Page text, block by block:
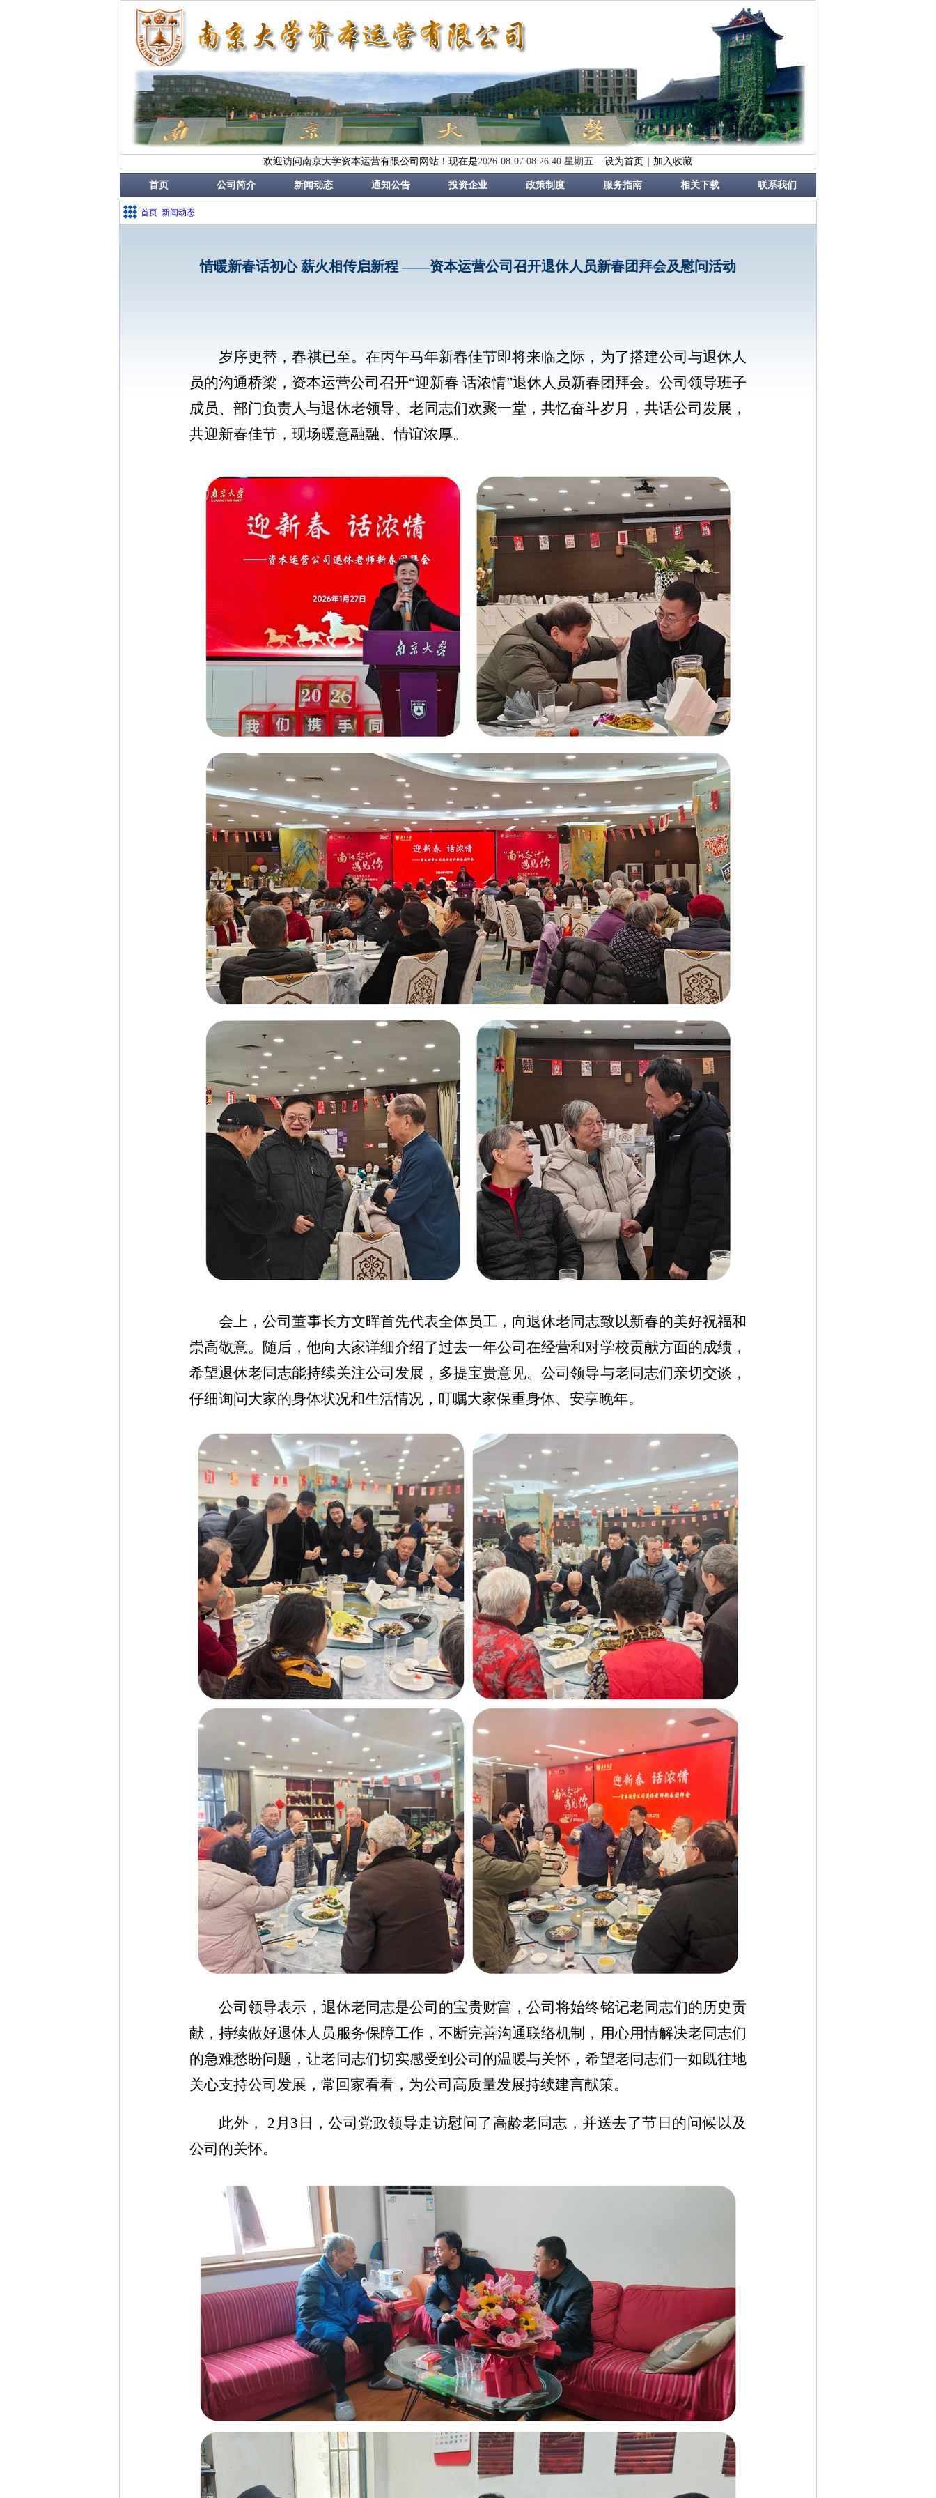
欢迎访问南京大学资本运营有限公司网站！现在是2026-08-07 08:26:41 星期五 设为首页 加入收藏
首页 公司简介 新闻动态 通知公告 投资企业 政策制度 服务指南 相关下载 联系我们
首页 新闻动态
情暖新春话初心 薪火相传启新程 ——资本运营公司召开退休人员新春团拜会及慰问活动
岁序更替，春祺已至。在丙午马年新春佳节即将来临之际，为了搭建公司与退休人
员的沟通桥梁，资本运营公司召开“迎新春 话浓情”退休人员新春团拜会。公司领导班子
成员、部门负责人与退休老领导、老同志们欢聚一堂，共忆奋斗岁月，共话公司发展，
共迎新春佳节，现场暖意融融、情谊浓厚。
会上，公司董事长方文晖首先代表全体员工，向退休老同志致以新春的美好祝福和
崇高敬意。随后，他向大家详细介绍了过去一年公司在经营和对学校贡献方面的成绩，
希望退休老同志能持续关注公司发展，多提宝贵意见。公司领导与老同志们亲切交谈，
仔细询问大家的身体状况和生活情况，叮嘱大家保重身体、安享晚年。
公司领导表示，退休老同志是公司的宝贵财富，公司将始终铭记老同志们的历史贡
献，持续做好退休人员服务保障工作，不断完善沟通联络机制，用心用情解决老同志们
的急难愁盼问题，让老同志们切实感受到公司的温暖与关怀，希望老同志们一如既往地
关心支持公司发展，常回家看看，为公司高质量发展持续建言献策。
此外， 2 月 3 日，公司党政领导走访慰问了高龄老同志，并送去了节日的问候以及
公司的关怀。